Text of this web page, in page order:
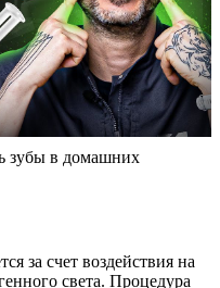
зубы в домашних
за счет воздействия на
света. Процедура